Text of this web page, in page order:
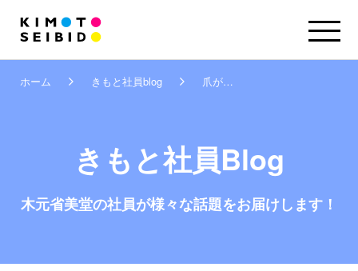
ホーム きもと社員blog 爪が…
きもと社員Blog
木元省美堂の社員が様々な話題をお届けします！